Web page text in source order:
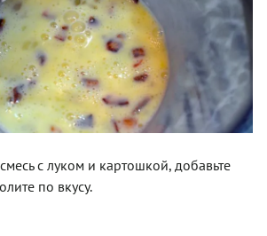
с луком и картошкой, добавьте
по вкусу.